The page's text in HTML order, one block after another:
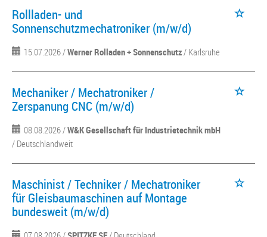
Rollladen- und
Sonnenschutzmechatroniker (m/w/d)
15.07.2026 /Werner Rolladen + Sonnenschutz/ Karlsruhe
Mechaniker / Mechatroniker /
Zerspanung CNC (m/w/d)
08.08.2026 /W&K Gesellschaft für Industrietechnik mbH
/ Deutschlandweit
Maschinist / Techniker / Mechatroniker
für Gleisbaumaschinen auf Montage
bundesweit (m/w/d)